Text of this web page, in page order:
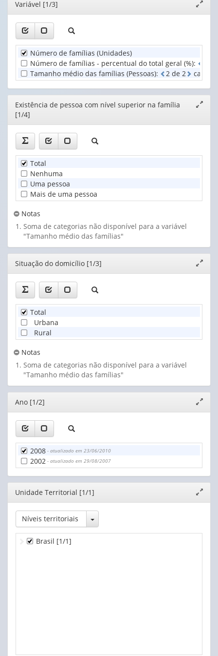
nível
superi...
(1)
1
Unidade
Territorial
(1)
do
domicílio
(1)
Editor
janela
Variável [1/3]
Número de famílias (Unidades)
Número de famílias - percentual do total geral (%):
Tamanho médio das famílias (Pessoas): 2 de 2 casas
Editor
Existência de pessoa com nível superior na família
[1/4]
Total
Nenhuma
Uma pessoa
Mais de uma pessoa
Notas
Soma de categorias não disponível para a variável
"Tamanho médio das famílias"
Editor
janela
Situação do domicílio [1/3]
Total
Urbana
Rural
Notas
Soma de categorias não disponível para a variável
"Tamanho médio das famílias"
Editor
janela
Ano [1/2]
2008 - atualizado em 23/06/2010
2002 - atualizado em 29/08/2007
Editor
janela
Unidade Territorial [1/1]
Níveis territoriais Toggle Dropdown
Brasil [1/1]